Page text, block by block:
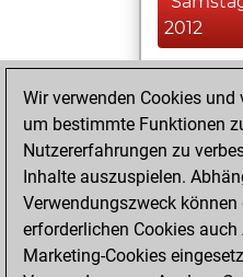
2012
You
blitz
You
=0 -4 in
Freitag,
2012
Wir verwenden Cookies
um bestimmte Funktionen
Nutzererfahrungen zu
Inhalte auszuspielen.
Verwendungszweck
erforderlichen Cookies
Marketing-Cookies